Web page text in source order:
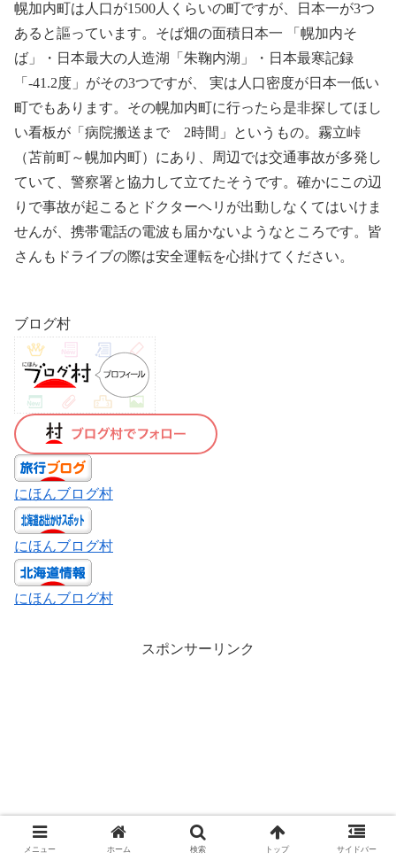
幌加内町は人口が1500人くらいの町ですが、日本一が3つ
あると謳っています。そば畑の面積日本一 「幌加内そ
ば」・日本最大の人造湖「朱鞠内湖」・日本最寒記録
「-41.2度」がその3つですが、 実は人口密度が日本一低い
町でもあります。その幌加内町に行ったら是非探してほし
い看板が「病院搬送まで 2時間」というもの。霧立峠
（苫前町～幌加内町）にあり、周辺では交通事故が多発し
ていて、警察署と協力して立てたそうです。確かにこの辺
りで事故が起こるとドクターヘリが出動しなくてはいけま
せんが、携帯電話の電波も届かないようなところです。皆
さんもドライブの際は安全運転を心掛けてください。
ブログ村
にほんブログ村
にほんブログ村
にほんブログ村
スポンサーリンク
メニュー ホーム 検索 トップ サイドバー